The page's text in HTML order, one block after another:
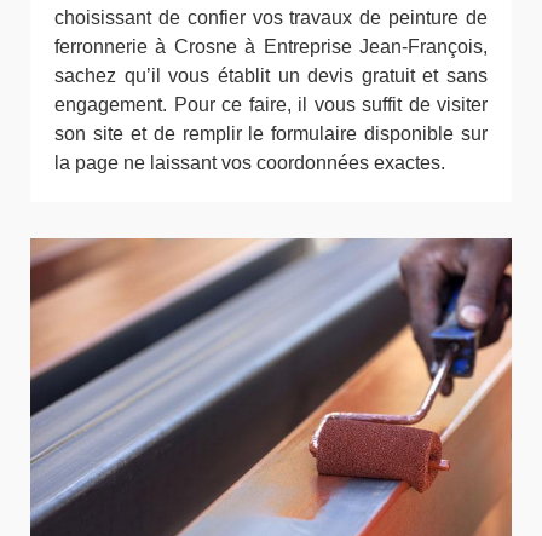
choisissant de confier vos travaux de peinture de
ferronnerie à Crosne à Entreprise Jean-François,
sachez qu’il vous établit un devis gratuit et sans
engagement. Pour ce faire, il vous suffit de visiter
son site et de remplir le formulaire disponible sur
la page ne laissant vos coordonnées exactes.